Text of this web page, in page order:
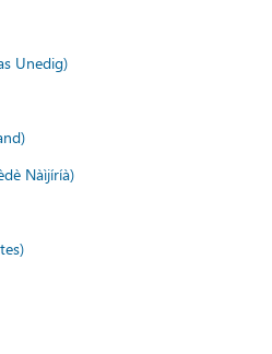
Unedig)
Nàìjíríà)